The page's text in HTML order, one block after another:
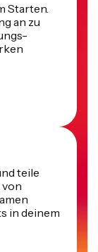
Starten.
an zu
teile
von
in deinem